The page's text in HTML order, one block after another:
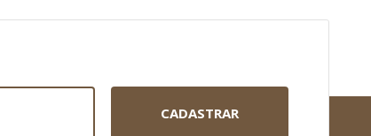
CADASTRAR